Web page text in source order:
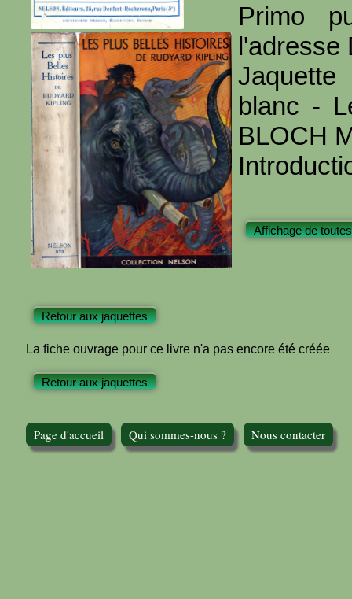
Primo
l'adresse
blanc -
BLOCH
Affichage de
Retour aux jaquettes
La fiche ouvrage pour ce livre n'a pas encore été créée
Retour aux jaquettes
Page d'accueil Qui sommes-nous ? Nous contacter